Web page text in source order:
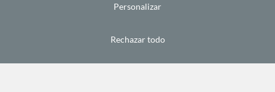
Personalizar
Rechazar todo